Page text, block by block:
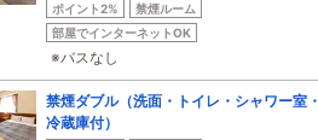
ポイント2%
禁煙ルーム
部屋でインターネットOK
※バスなし
禁煙ダブル（洗面・トイレ・シャワー室・
冷蔵庫付）